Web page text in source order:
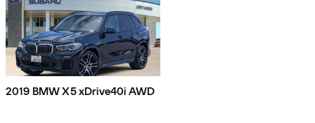
2019 BMW X5 xDrive40i AWD